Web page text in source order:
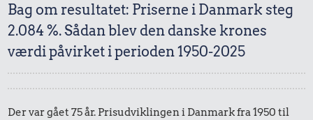
Bag om resultatet: Priserne i Danmark steg
2.084 %. Sådan blev den danske krones
værdi påvirket i perioden 1950-2025
Der var gået 75 år. Prisudviklingen i Danmark fra 1950 til